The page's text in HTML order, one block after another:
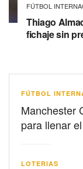
FÚTBOL
Thiago
fichaje sin
FÚTBOL
Manchester
para llenar
LOTERIAS